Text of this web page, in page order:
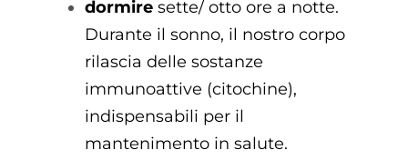
dormire sette/ otto ore a notte.
Durante il sonno, il nostro corpo
rilascia delle sostanze
immunoattive (citochine),
indispensabili per il
mantenimento in salute.